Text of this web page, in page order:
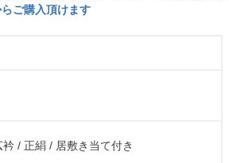
ご購入頂けます
/ 正絹 / 居敷き当て付き